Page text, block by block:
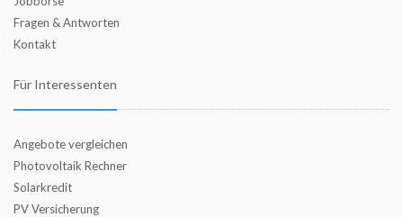
Fragen & Antworten
Kontakt
Für Interessenten
Angebote vergleichen
Photovoltaik Rechner
Solarkredit
PV Versicherung